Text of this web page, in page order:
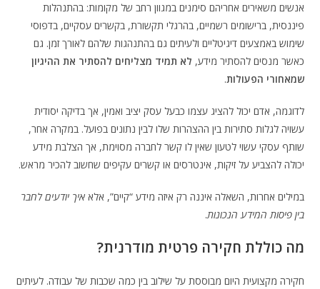
אנשים משאירים אחריהם סימנים במגוון רחב של מקומות: בהתנהלות
פיננסית, ברישומים רשמיים, בהרגלי תקשורת, בקשרים עסקיים, בדפוסי
שימוש באמצעים דיגיטליים ולעיתים גם בהתנהגות שלהם לאורך זמן. גם
כאשר מנסים להסתיר מידע, לא תמיד מצליחים להסתיר את ההיגיון
שמאחורי הפעולות.
לדוגמה, אדם יכול להציג עצמו כבעל עסק יציב ואמין, אך בדיקה יסודית
עשויה לגלות סתירות בין ההצהרות שלו לבין נתונים בפועל. במקרה אחר,
שותף עסקי עשוי לטעון שאין לו קשר לחברה מסוימת, אך הצלבת מידע
יכולה להצביע על זיקות, אינטרסים או קשרים עקיפים שחשוב להכיר מראש.
במילים אחרות, השאלה איננה רק איזה מידע “קיים”, אלאאיך יודעים לחבר
בין פיסות המידע הנכונות.
מה כוללת חקירה פרטית מודרנית?
חקירה מקצועית היום מבוססת על שילוב בין כמה שכבות של עבודה. לעיתים